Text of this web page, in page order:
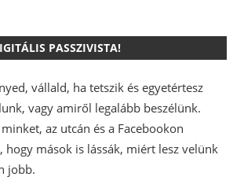
PASSZIVISTA!
vállald, ha tetszik és egyetértesz
vagy amiről legalább beszélünk.
az utcán és a Facebookon
hogy mások is lássák, miért lesz velünk
jobb.